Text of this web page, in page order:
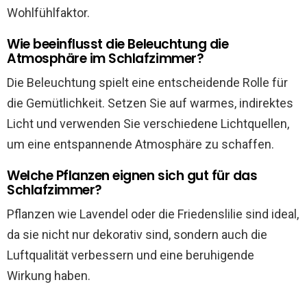
Wohlfühlfaktor.
Wie beeinflusst die Beleuchtung die
Atmosphäre im Schlafzimmer?
Die Beleuchtung spielt eine entscheidende Rolle für
die Gemütlichkeit. Setzen Sie auf warmes, indirektes
Licht und verwenden Sie verschiedene Lichtquellen,
um eine entspannende Atmosphäre zu schaffen.
Welche Pflanzen eignen sich gut für das
Schlafzimmer?
Pflanzen wie Lavendel oder die Friedenslilie sind ideal,
da sie nicht nur dekorativ sind, sondern auch die
Luftqualität verbessern und eine beruhigende
Wirkung haben.